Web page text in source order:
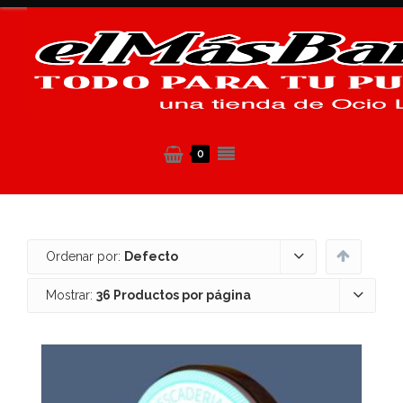
0
Ordenar por: Defecto
Mostrar: 36 Productos por página